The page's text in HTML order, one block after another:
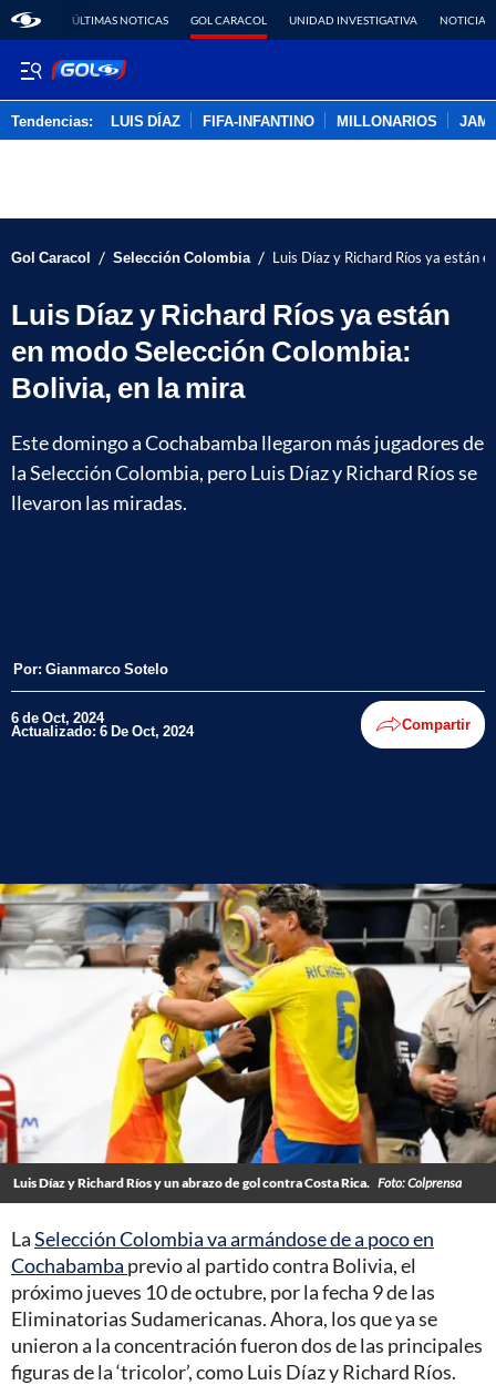
ÚLTIMAS NOTICAS GOL CARACOL UNIDAD INVESTIGATIVA NOTICIAS
Tendencias: LUIS DÍAZ FIFA-INFANTINO MILLONARIOS
Gol Caracol / Selección Colombia / Luis Díaz y Richard Ríos ya están
Luis Díaz y Richard Ríos ya están
en modo Selección Colombia:
Bolivia, en la mira
Este domingo a Cochabamba llegaron más jugadores de
la Selección Colombia, pero Luis Díaz y Richard Ríos se
llevaron las miradas.
Por: Gianmarco Sotelo
6 de Oct, 2024
Actualizado: 6 De Oct, 2024 Compartir
Luis Díaz y Richard Ríos y un abrazo de gol contra Costa Rica. Foto: Colprensa
LaSelección Colombia va armándose de a poco en
Cochabamba previo al partido contra Bolivia, el
próximo jueves 10 de octubre, por la fecha 9 de las
Eliminatorias Sudamericanas. Ahora, los que ya se
unieron a la concentración fueron dos de las principales
figuras de la ‘tricolor’, como Luis Díaz y Richard Ríos.